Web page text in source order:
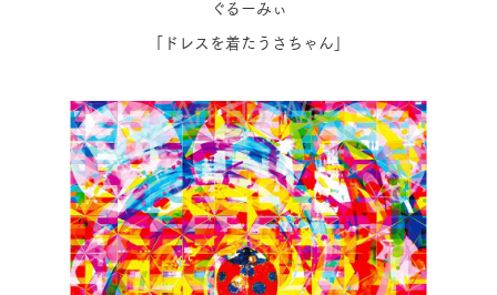
ぐるーみぃ
「ドレスを着たうさちゃん」